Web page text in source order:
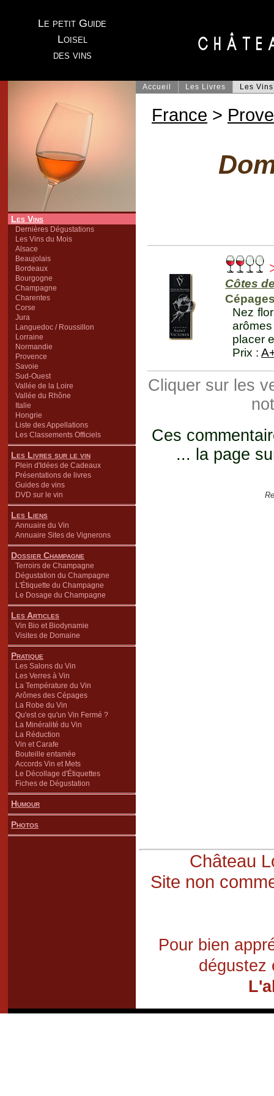
Le petit Guide
Loisel
des vins
Les Vins
Dernières Dégustations
Les Vins du Mois
Alsace
Beaujolais
Bordeaux
Bourgogne
Champagne
Charentes
Corse
Jura
Languedoc / Roussillon
Lorraine
Normandie
Provence
Savoie
Sud-Ouest
Vallée de la Loire
Vallée du Rhône
Italie
Hongrie
Liste des Appellations
Les Classements Officiels
Les Livres sur le vin
Plein d'Idées de Cadeaux
Présentations de livres
Guides de vins
DVD sur le vin
Les Liens
Annuaire du Vin
Annuaire Sites de Vignerons
Dossier Champagne
Terroirs de Champagne
Dégustation du Champagne
L'Étiquette du Champagne
Le Dosage du Champagne
Les Articles
Vin Bio et Biodynamie
Visites de Domaine
Pratique
Les Salons du Vin
Les Verres à Vin
La Température du Vin
Arômes des Cépages
La Robe du Vin
Qu'est ce qu'un Vin Fermé ?
La Minéralité du Vin
La Réduction
Vin et Carafe
Bouteille entamée
Accords Vin et Mets
Le Décollage d'Étiquettes
Fiches de Dégustation
Humour
Photos
Accueil Les Livres Les Vins
France >
Côtes
Nez
placer
Prix :
Cliquer sur les
Ces
... la page
Château
Site non
Pour bien
dégustez